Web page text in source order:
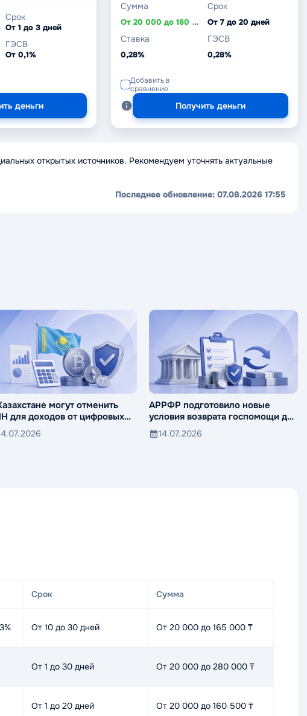
Срок
От 1 до 3 дней
ГЭСВ
От 0,1%
деньги
Сумма
От 20 000 до 160 500 ₸
Срок
От 7 до 20 дней
Ставка
0,28%
ГЭСВ
0,28%
Добавить в
сравнение
Получить деньги
открытых источников. Рекомендуем уточнять актуальные
Последнее обновление: 07.08.2026 17:55
могут отменить
для доходов от цифровых
АРРФР подготовило новые
условия возврата госпомощи для
банков
14.07.2026
Срок Сумма
От 10 до 30 дней От 20 000 до 165 000 ₸
От 1 до 30 дней От 20 000 до 280 000 ₸
От 1 до 20 дней От 20 000 до 160 500 ₸